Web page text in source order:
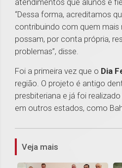
atendimentos que alunos e
“Dessa forma, acreditamos
contribuindo com quem mais
possam, por conta própria,
problemas”, disse.
Foi a primeira vez que o Dia
região. O projeto é antigo
presbiteriana e já foi
em outros estados, como
1
Veja mais